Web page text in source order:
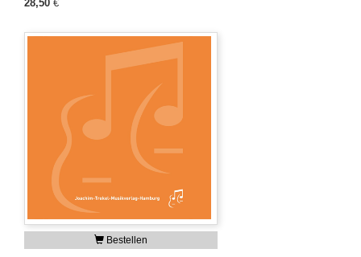
28,50 €
Bestellen